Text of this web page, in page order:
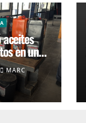
en un
MARC